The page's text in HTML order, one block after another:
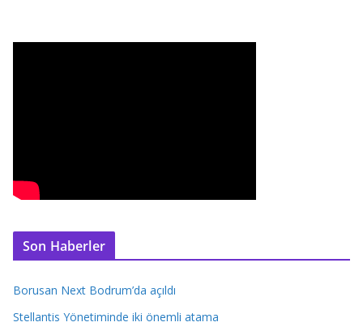
Son Haberler
Borusan Next Bodrum’da açıldı
Stellantis Yönetiminde iki önemli atama